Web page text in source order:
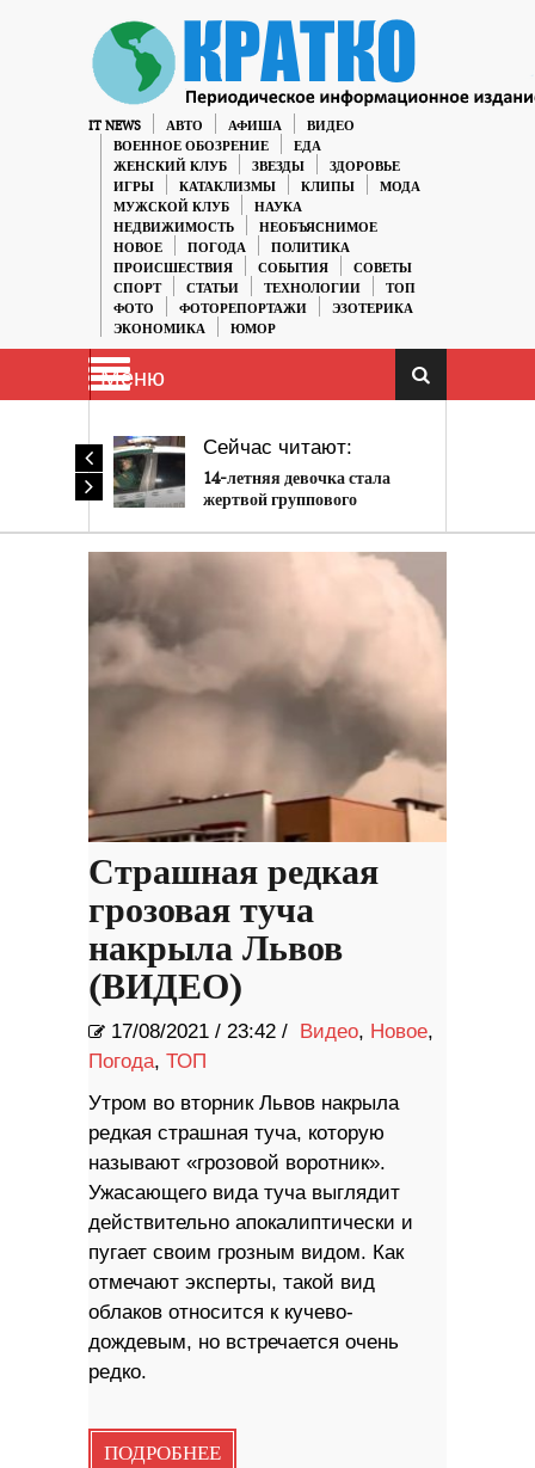
IT NEWS АВТО АФИША
ВИДЕО
ВОЕННОЕ ОБОЗРЕНИЕ
ЕДА
ЖЕНСКИЙ КЛУБ
ЗВЕЗДЫ
ЗДОРОВЬЕ
ИГРЫ
КАТАКЛИЗМЫ КЛИПЫ
МОДА
МУЖСКОЙ КЛУБ
НАУКА
НЕДВИЖИМОСТЬ
НЕОБЪЯСНИМОЕ
НОВОЕ
ПОГОДА
ПОЛИТИКА
ПРОИСШЕСТВИЯ
СОБЫТИЯ
СОВЕТЫ
СПОРТ
СТАТЬИ ТЕХНОЛОГИИ
ТОП
ФОТО
ФОТОРЕПОРТАЖИ
ЭЗОТЕРИКА
ЭКОНОМИКА
ЮМОР
Меню
Сейчас читают:
14-летняя девочка стала
жертвой группового
Страшная редкая
грозовая туча
накрыла Львов
(ВИДЕО)
17/08/2021 / 23:42 / Видео, Новое,
Погода, ТОП
Утром во вторник Львов накрыла
редкая страшная туча, которую
называют «грозовой воротник».
Ужасающего вида туча выглядит
действительно апокалиптически и
пугает своим грозным видом. Как
отмечают эксперты, такой вид
облаков относится к кучево-
дождевым, но встречается очень
редко.
ПОДРОБНЕЕ